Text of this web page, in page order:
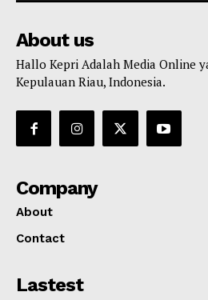
About us
Hallo Kepri Adalah Media Online
Kepulauan Riau, Indonesia.
Company
About
Contact
Lastest